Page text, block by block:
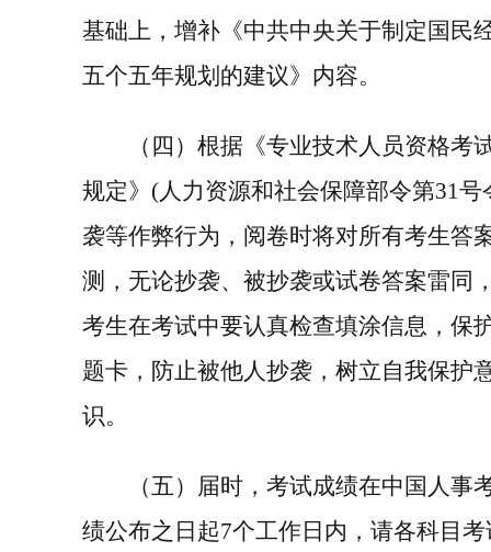
基础上，增补《中共中央关于制定国民
五个五年规划的建议》内容。
（ 四 ）根据《专业技术人员资格考
规定》 (人力资源和社会保障部令第31号
袭等作弊行为，阅卷时将对所有考生答
测，无论抄袭、被抄袭或试卷答案雷同
考生在考试中要认真检查填涂信息，保
题卡，防止被他人抄袭，树立自我保护
识。
（五）届时，考试成绩在中国人事
绩公布之日起7个工作日内，请各科目